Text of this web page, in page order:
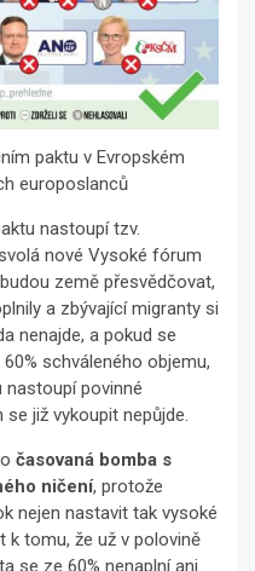
paktu v Evropském
europoslanců
nastoupí tzv.
nové Vysoké fórum
země přesvědčovat,
a zbývající migranty si
nenajde, a pokud se
schváleného objemu,
povinné
již vykoupit nepůjde.
časovaná bomba s
ničení, protože
nejen nastavit tak vysoké
k tomu, že už v polovině
se ze 60% nenaplní ani